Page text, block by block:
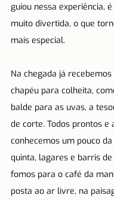
guiou nessa experiência,
muito divertida, o que
mais especial.
Na chegada já
chapéu para colheita,
balde para as uvas, a
de corte. Todos prontos e
conhecemos um pouco
quinta, lagares e barris
fomos para o café da
posta ao ar livre, na